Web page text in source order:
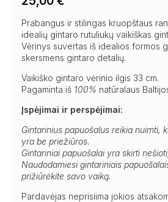
Prabangus ir stilingas kruopštaus
idealių gintaro rutuliukų vaikiškas
Vėrinys suvertas iš idealios formos
skersmens gintaro detalių.
Vaikiško gintaro vėrinio ilgis 33 cm.
Pagaminta iš 100% natūralaus
Įspėjimai ir perspėjimai:
Gintarinius papuošalus reikia nuimti,
yra be priežiūros.
Gintariniai papuošalai yra skirti
Naudodamiesi gintariniais
prižiūrėkite savo vaiką.
Pardavėjas neprisiima jokios